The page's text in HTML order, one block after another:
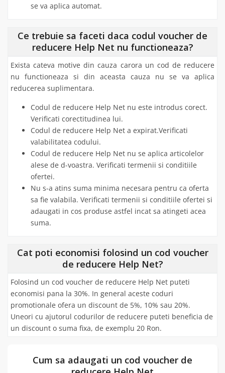
se va aplica automat.
Ce trebuie sa faceti daca codul voucher de
reducere Help Net nu functioneaza?
Exista cateva motive din cauza carora un cod de reducere
nu functioneaza si din aceasta cauza nu se va aplica
reducerea suplimentara.
Codul de reducere Help Net nu este introdus corect.
Verificati corectitudinea lui.
Codul de reducere Help Net a expirat.Verificati
valabilitatea codului.
Codul de reducere Help Net nu se aplica articolelor
alese de d-voastra. Verificati termenii si conditiile
ofertei.
Nu s-a atins suma minima necesara pentru ca oferta
sa fie valabila. Verificati termenii si conditiile ofertei si
adaugati in cos produse astfel incat sa atingeti acea
suma.
Cat poti economisi folosind un cod voucher
de reducere Help Net?
Folosind un cod voucher de reducere Help Net puteti
economisi pana la 30%. In general aceste coduri
promotionale ofera un discount de 5%, 10% sau 20%.
Uneori cu ajutorul codurilor de reducere puteti beneficia de
un discount o suma fixa, de exemplu 20 Ron.
Cum sa adaugati un cod voucher de